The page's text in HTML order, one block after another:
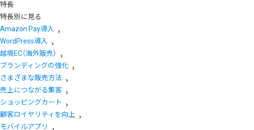
特長
特長別に見る
Amazon Pay導入
WordPress導入
越境EC（海外販売）
ブランディングの強化
さまざまな販売方法
売上につながる集客
ショッピングカート
顧客ロイヤリティを向上
モバイルアプリ